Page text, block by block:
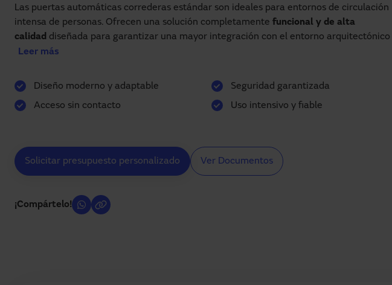
Las puertas automáticas correderas estándar son ideales para entornos de circulación
intensa de personas. Ofrecen una solución completamente funcional y de alta
calidad diseñada para garantizar una mayor integración con el entorno arquitectónico
y facilitar el paso de las personas sin tener contacto con la puerta.
Permiten la
máxima velocidad de apertura del mercado.
para las personas y el correcto
Cumple estrictamente la normativa tanto de producto como de uso.
Gracias a su velocidad de apertura la puerta contribuye a la mejora de la eficiencia
ahorro.
Proporcionan amplias posibilidades de personalización tanto en acabados, como en
Leer más
Diseño moderno y adaptable
Acceso sin contacto
Seguridad garantizada
Uso intensivo y fiable
Solicitar presupuesto personalizado Ver Documentos
¡Compártelo!